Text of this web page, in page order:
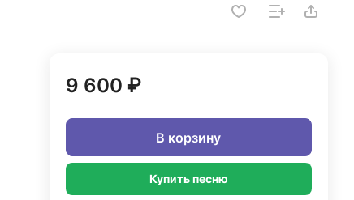
9 600 ₽
В корзину
Купить песню